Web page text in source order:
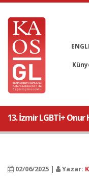
13. İzmir LGBTİ+ Onur
02/06/2025 | Yazar: